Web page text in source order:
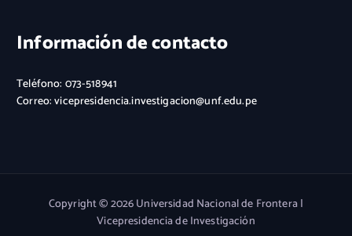
Información de contacto
Teléfono: 073-518941
Correo: vicepresidencia.investigacion@unf.edu.pe
Copyright © 2026 Universidad Nacional de Frontera |
Vicepresidencia de Investigación